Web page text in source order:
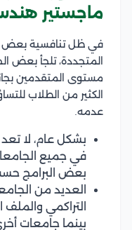
ماجستير
في ظل تنافسية بعض
المتجددة، تلجأ بعض
مستوى المتقدمين
الكثير من الطلاب
عدمه.
بشكل عام، لا
في جميع
بعض البرامج
العديد من
التراكمي
بينما جامعات